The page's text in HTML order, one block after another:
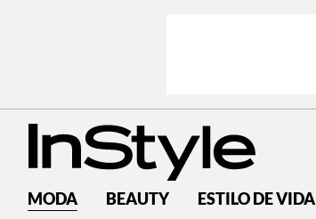
MODA BEAUTY ESTILO DE VIDA